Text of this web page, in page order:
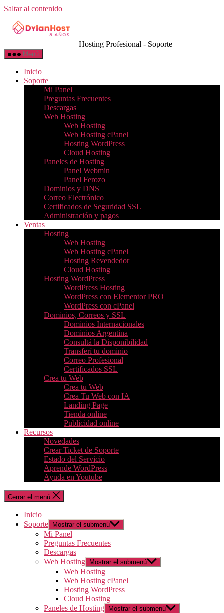
Saltar al contenido
Hosting Profesional - Soporte
Menú
Inicio
Soporte
Mi Panel
Preguntas Frecuentes
Descargas
Web Hosting
Web Hosting
Web Hosting cPanel
Hosting WordPress
Cloud Hosting
Paneles de Hosting
Panel Webmin
Panel Ferozo
Dominios y DNS
Correo Electrónico
Certificados de Seguridad SSL
Administración y pagos
Ventas
Hosting
Web Hosting
Web Hosting cPanel
Hosting Revendedor
Cloud Hosting
Hosting WordPress
WordPress Hosting
WordPress con Elementor PRO
WordPress con cPanel
Dominios, Correos y SSL
Dominios Internacionales
Dominios Argentina
Consultá la Disponibilidad
Transferí tu dominio
Correo Profesional
Certificados SSL
Crea tu Web
Crea tu Web
Crea Tu Web con IA
Landing Page
Tienda online
Publicidad online
Recursos
Novedades
Crear Ticket de Soporte
Estado del Servicio
Aprende WordPress
Ayuda en Youtube
Cerrar el menú
Inicio
Soporte
Mostrar el submenú
Mi Panel
Preguntas Frecuentes
Descargas
Web Hosting
Mostrar el submenú
Web Hosting
Web Hosting cPanel
Hosting WordPress
Cloud Hosting
Paneles de Hosting
Mostrar el submenú